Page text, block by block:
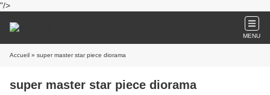
"/>
MENU
Accueil » super master star piece diorama
super master star piece diorama